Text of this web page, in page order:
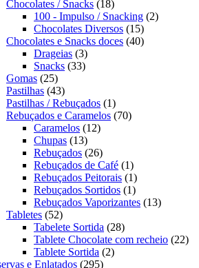
produtos
Chocolates / Snacks 1818
produtos
100 - Impulso / Snacking 22
Chocolates Diversos 1515
produtos
Chocolates e Snacks doces 4040
Drageias 33
produtos
Snacks 3333
Gomas 2525
produtos
Pastilhas 4343
produtos
Pastilhas / Rebuçados 11
produto
Rebuçados e Caramelos 7070
Caramelos 1212
Chupas 1313
produtos
Rebuçados 2626
produtos
Rebuçados de Café 11
produto
Rebuçados Peitorais 11
produto
Rebuçados Sortidos 11
produto
Rebuçados Vaporizantes 1313
Tabletes 5252
produtos
Tabelete Sortida 2828
produtos
Tablete Chocolate com recheio 2222
Tablete Sortida 22
e Enlatados 295295